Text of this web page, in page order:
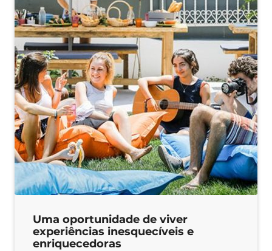
Uma oportunidade de viver
experiências inesquecíveis e
enriquecedoras